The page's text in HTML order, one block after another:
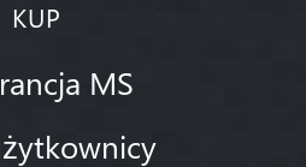
KUP
MS